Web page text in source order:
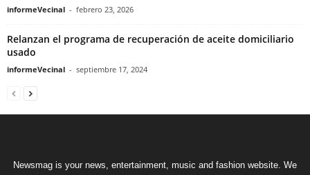
informeVecinal - febrero 23, 2026
Relanzan el programa de recuperación de aceite domiciliario
usado
informeVecinal - septiembre 17, 2024
Newsmag is your news, entertainment, music and fashion website. We